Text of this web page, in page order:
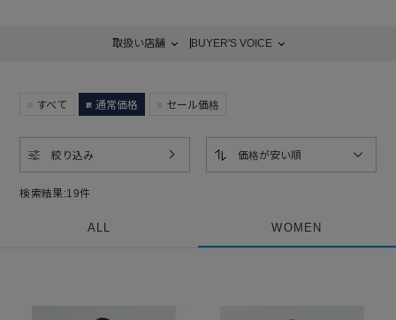
センの代表的なアイテムで柔らかくガーリーなムードでありながらも、ス
ーツのように体に心地良くフィットする仕立てと大胆なカットアウトによ
取扱い店舗 BUYER'S VOICE
すべて 通常価格 セール価格
検索結果:19件
絞り込み 価格が安い順
ALL WOMEN